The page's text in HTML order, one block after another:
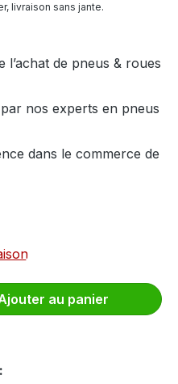
livraison sans jante.
l’achat de pneus & roues
nos experts en pneus
dans le commerce de
Entrez la
au panier